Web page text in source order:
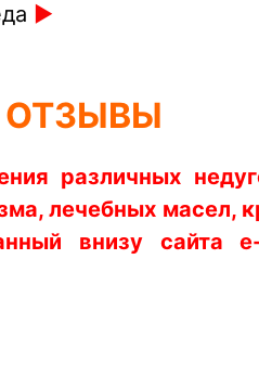
►
ОТЗЫВЫ
различных
лечебных масел,
внизу сайта